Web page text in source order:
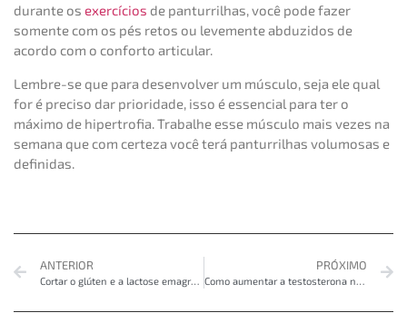
durante os exercícios de panturrilhas, você pode fazer
somente com os pés retos ou levemente abduzidos de
acordo com o conforto articular.
Lembre-se que para desenvolver um músculo, seja ele qual
for é preciso dar prioridade, isso é essencial para ter o
máximo de hipertrofia. Trabalhe esse músculo mais vezes na
semana que com certeza você terá panturrilhas volumosas e
definidas.
ANTERIOR
Cortar o glúten e a lactose emagrece?
PRÓXIMO
Como aumentar a testosterona naturalmente